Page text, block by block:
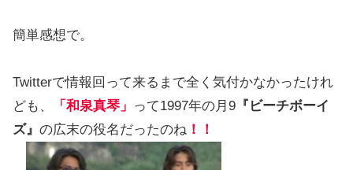
簡単感想で。
Twitterで情報回って来るまで全く気付かなかったけれ
ども、
「和泉真琴」 って1997年の月9 『ビーチボーイ
ズ』 の広末の役名だったのね ！！